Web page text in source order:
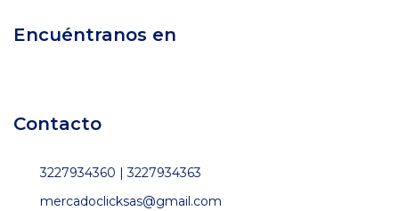
Encuéntranos en
Contacto
3227934360 | 3227934363
mercadoclicksas@gmail.com